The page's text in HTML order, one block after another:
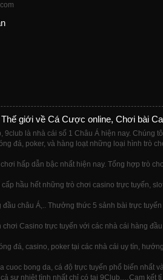
giới về Cá Cược online, Chơi bài
9club là nhà cái số 1 Châu Á hiện nay.
đá, poker, và hàng loạt những loại hình trò
hấp dẫn bậc nhất hiện nay. Tổng hợp trò
hầu hết những trò chơi casino trực tuyến,
châu Á,.. Thưởng thức 5 sảnh bài trực
Casino trực tuyến với các nhà cái hàng
đá, casino, poker tại các nhà cái uy tín,
cuoc bong da, cá độ trực tuyến phổ biến
sự nhiệt tình nhất chỉ có tại 9Club,…Cam kết